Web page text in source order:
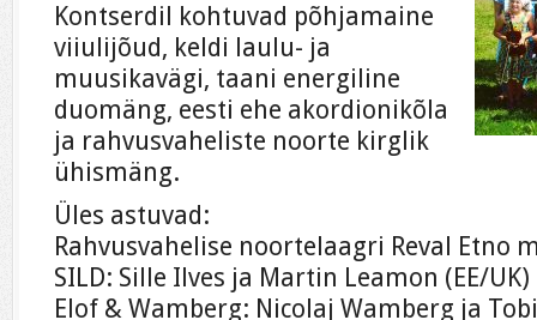
Kontserdil kohtuvad põhjamaine
viiulijõud, keldi laulu- ja
muusikavägi, taani energiline
duomäng, eesti ehe akordionikõla
ja rahvusvaheliste noorte kirglik
ühismäng.
Üles astuvad:
Rahvusvahelise noortelaagri Reval Etno
SILD: Sille Ilves ja Martin Leamon (EE/UK)
Elof & Wamberg: Nicolaj Wamberg ja